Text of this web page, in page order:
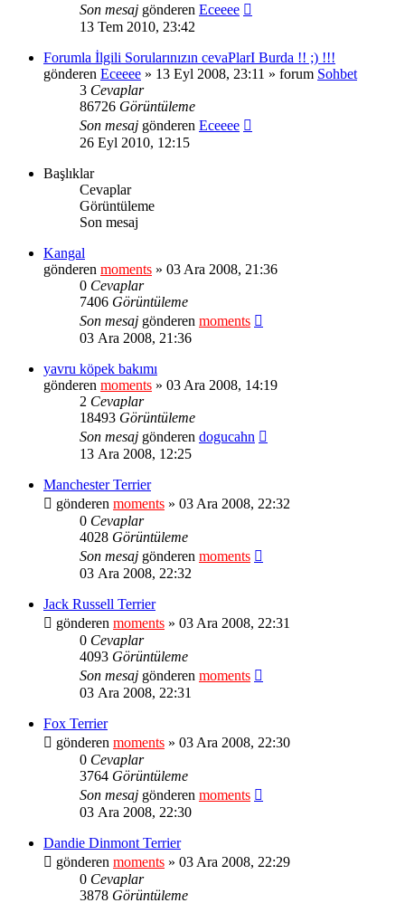
Son mesaj gönderen Eceeee
13 Tem 2010, 23:42
Forumla İlgili Sorularınızın cevaPlarI Burda !! ;) !!!
gönderen Eceeee » 13 Eyl 2008, 23:11 » forum Sohbet
3 Cevaplar
86726 Görüntüleme
Son mesaj gönderen Eceeee
26 Eyl 2010, 12:15
Başlıklar
Cevaplar
Görüntüleme
Son mesaj
Kangal
gönderen moments » 03 Ara 2008, 21:36
0 Cevaplar
7406 Görüntüleme
Son mesaj gönderen moments
03 Ara 2008, 21:36
yavru köpek bakımı
gönderen moments » 03 Ara 2008, 14:19
2 Cevaplar
18493 Görüntüleme
Son mesaj gönderen dogucahn
13 Ara 2008, 12:25
Manchester Terrier
gönderen moments » 03 Ara 2008, 22:32
0 Cevaplar
4028 Görüntüleme
Son mesaj gönderen moments
03 Ara 2008, 22:32
Jack Russell Terrier
gönderen moments » 03 Ara 2008, 22:31
0 Cevaplar
4093 Görüntüleme
Son mesaj gönderen moments
03 Ara 2008, 22:31
Fox Terrier
gönderen moments » 03 Ara 2008, 22:30
0 Cevaplar
3764 Görüntüleme
Son mesaj gönderen moments
03 Ara 2008, 22:30
Dandie Dinmont Terrier
gönderen moments » 03 Ara 2008, 22:29
0 Cevaplar
3878 Görüntüleme